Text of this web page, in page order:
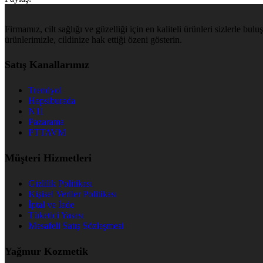
Firmamız, cilt sağlığı ve güzelliği için en kaliteli ürünleri sizlerle
ürünlerimizle, cildinize hak ettiği özeni gösterin.
Satış Kanallarımız
Trendyol
Hepsiburada
N11
Pazarama
PTTAVM
Müşteri Hizmetleri
Gizlilik Politikası
Kişisel Veriler Politikası
İptal ve İade
Tüketici Yasası
Mesafeli Satış Sözleşmesi
Yağmur Kozmetik